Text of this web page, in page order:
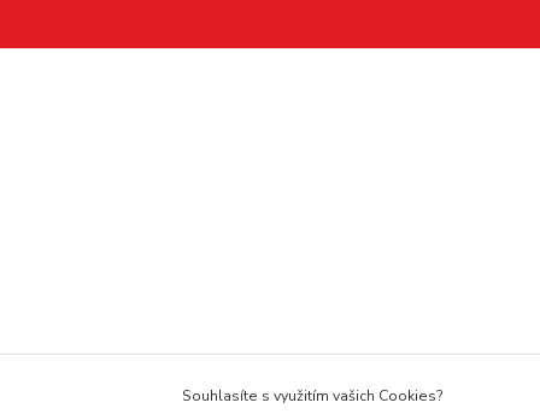
Souhlasíte s využitím vašich Cookies?